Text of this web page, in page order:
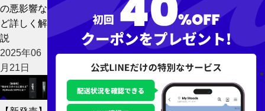
の悪影響な
ど詳しく解
説
2025年06
月21日